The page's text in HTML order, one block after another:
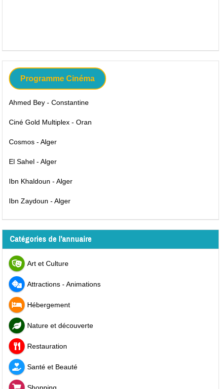
Programme Cinéma
Ahmed Bey - Constantine
Ciné Gold Multiplex - Oran
Cosmos - Alger
El Sahel - Alger
Ibn Khaldoun - Alger
Ibn Zaydoun - Alger
Catégories de l'annuaire
Art et Culture
Attractions - Animations
Hébergement
Nature et découverte
Restauration
Santé et Beauté
Shopping